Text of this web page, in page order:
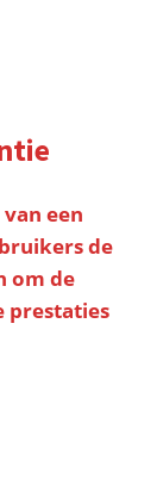
een
de
om de
prestaties